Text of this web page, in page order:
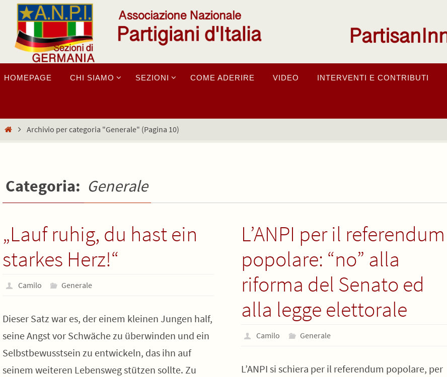
Salta
contenuto
alHOMEPAGE CHI SIAMO SEZIONI COME ADERIRE VIDEO INTERVENTI E CONTRIBUTI
HomeArchivio per categoria "Generale" (Pagina 10)
Categoria: Generale
„Lauf ruhig, du hast ein
starkes Herz!“
Camilo Generale
Dieser Satz war es, der einem kleinen Jungen half,
seine Angst vor Schwäche zu überwinden und ein
Selbstbewusstsein zu entwickeln, das ihn auf
seinem weiteren Lebensweg stützen sollte. Zu
L’ANPI per il referendum
popolare: “no” alla
riforma del Senato ed
alla legge elettorale
Camilo Generale
L’ANPI si schiera per il referendum popolare, per